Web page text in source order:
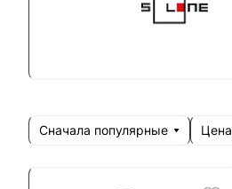
Сначала популярные Цена